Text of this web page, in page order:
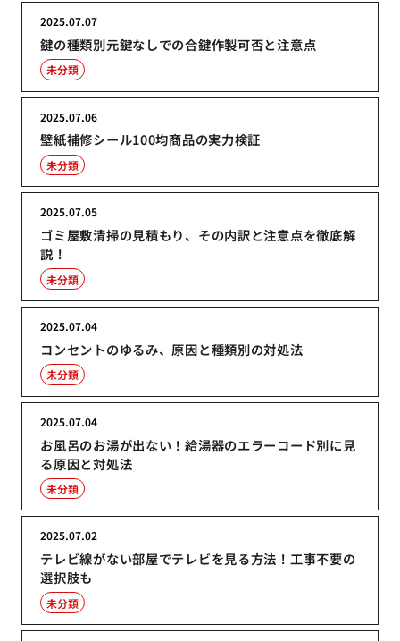
鍵の種類別元鍵なしでの合鍵作製可否と注意点
2025.07.07
未分類
壁紙補修シール100均商品の実力検証
2025.07.06
未分類
ゴミ屋敷清掃の見積もり、その内訳と注意点を徹底解
説！
2025.07.05
未分類
コンセントのゆるみ、原因と種類別の対処法
2025.07.04
未分類
お風呂のお湯が出ない！給湯器のエラーコード別に見
る原因と対処法
2025.07.04
未分類
テレビ線がない部屋でテレビを見る方法！工事不要の
選択肢も
2025.07.02
未分類